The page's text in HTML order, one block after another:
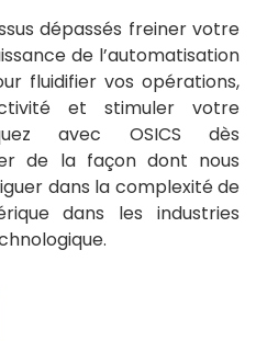
dépassés freiner votre
de l’automatisation
fluidifier vos opérations,
et stimuler votre
avec OSICS dès
de la façon dont nous
dans la complexité de
dans les industries